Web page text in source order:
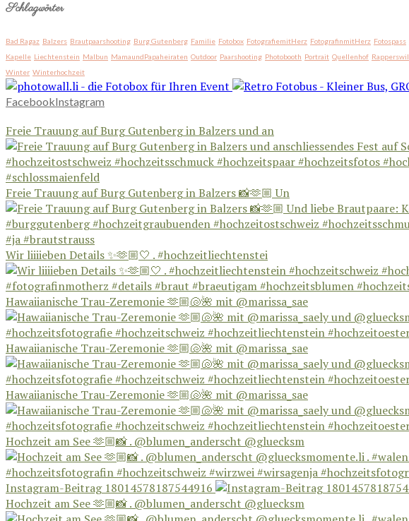
Schlagwörter
Bad Ragaz Balzers Brautpaarshooting Burg Gutenberg Familie Fotobox FotografiemitHerz FotografinmitHerz Fotospass
Kapelle Liechtenstein Malbun MamaundPapaheiraten Outdoor Paarshooting Photobooth Portrait Quellenhof Rapperswil
Winter Winterhochzeit
FacebookInstagram
Freie Trauung auf Burg Gutenberg in Balzers und an
Freie Trauung auf Burg Gutenberg in Balzers 📸🫶🏼 Un
Wir liiiieben Details ✨🫶🏼🤍 . #hochzeitliechtenstei
Hawaiianische Trau-Zeremonie 🫶🏼🐚🌺 mit @marissa_sae
Hawaiianische Trau-Zeremonie 🫶🏼🐚🌺 mit @marissa_sae
Hawaiianische Trau-Zeremonie 🫶🏼🐚🌺 mit @marissa_sae
Hochzeit am See 🫶🏼📸 . @blumen_anderscht @gluecksm
Instagram-Beitrag 18014578187544916
Hochzeit am See 🫶🏼📸 . @blumen_anderscht @gluecksm